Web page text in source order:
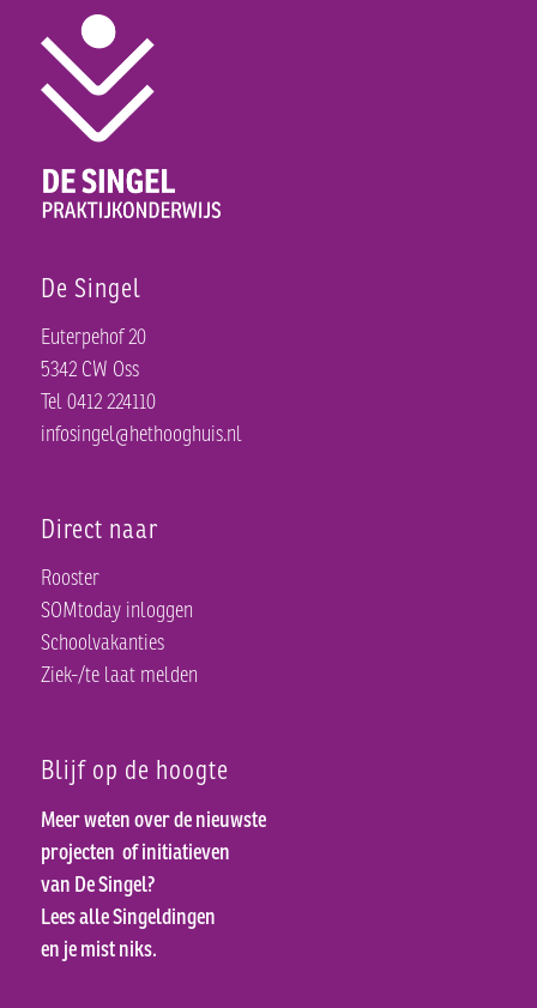
De Singel
Euterpehof 20
5342 CW Oss
Tel 0412 224110
infosingel@hethooghuis.nl
Direct naar
Rooster
SOMtoday inloggen
Schoolvakanties
Ziek-/te laat melden
Blijf op de hoogte
Meer weten over de nieuwste
projecten of initiatieven
van De Singel?
Lees alle Singeldingen
en je mist niks.